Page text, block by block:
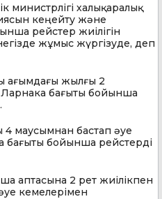
министрлігі халықаралық
кеңейту және
рейстер жиілігін
жұмыс жүргізуде, деп
ағымдағы жылғы 2
Ларнака бағыты бойынша
маусымнан бастап әуе
бағыты бойынша рейстерді
аптасына 2 рет жиілікпен
әуе кемелерімен